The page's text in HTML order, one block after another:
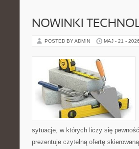
NOWINKI
POSTED BY ADMIN MAJ - 21 - 2026
sytuacje, w których liczy się
prezentuje czytelną ofertę